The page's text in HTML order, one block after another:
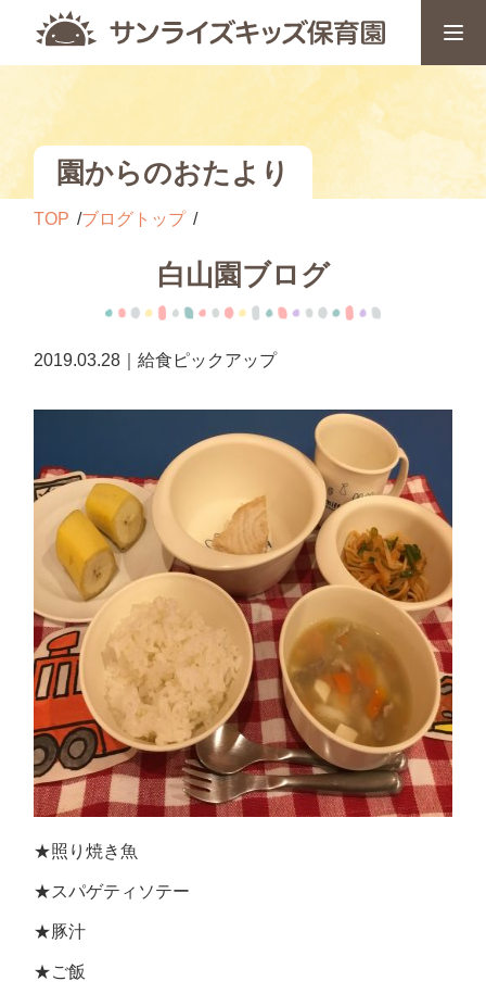
園からのおたより
TOP ブログトップ
白山園ブログ
2019.03.28｜給食ピックアップ
★照り焼き魚
★スパゲティソテー
★豚汁
★ご飯